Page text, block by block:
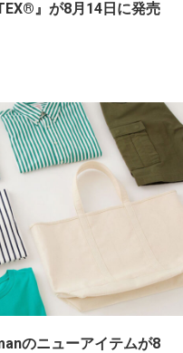
』が8月14日に発売
のニューアイテムが8